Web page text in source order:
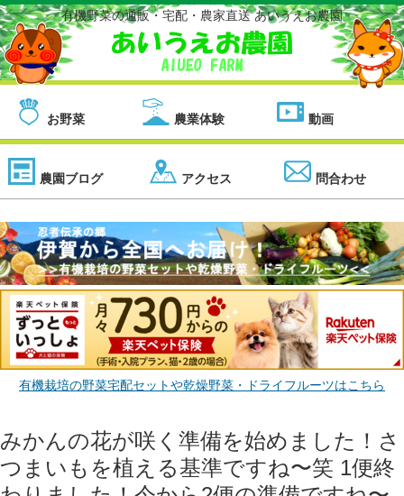
有機野菜の通販・宅配・農家直送 あいうえお農園
お野菜 農業体験 動画
農園ブログ アクセス 問合わせ
有機栽培の野菜宅配セットや乾燥野菜・ドライフルーツはこちら
みかんの花が咲く準備を始めました！さ
つまいもを植える基準ですね〜笑 1便終